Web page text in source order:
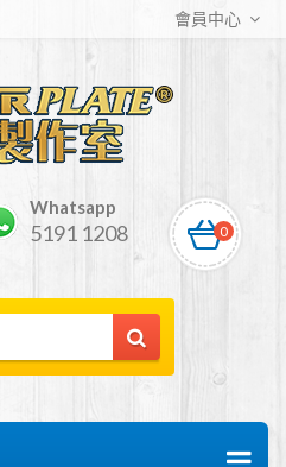
會員中心
Whatsapp
5191 1208 0